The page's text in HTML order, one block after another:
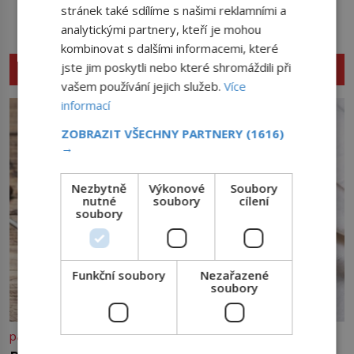
lidem tváře znetvořené válkou,
tresty nebo nehodami. Jejich
metody jsou překvapivě
promyšlené a některé principy
používají chirurgové dodnes. Úplně
první […]
oběd ani slavnostní hostinu. Když
se však vidlička v raném
středověku objevuje na evropských
stolech, vzbuzuje pohoršení,
posměch i strach. Mnozí duchovní ji
označují za projev pýchy a
zbytečného přepychu, někteří
téměř sedm století, než se z
První […]
NENECHTE SI UJÍT DALŠÍ ZAJÍMAVÉ ČLÁNKY
panidomu.cz
stránek také sdílíme s našimi reklamními a
analytickými partnery, kteří je mohou
kombinovat s dalšími informacemi, které
jste jim poskytli nebo které shromáždili při
vašem používání jejich služeb.Více
informací
ZOBRAZIT VŠECHNY PARTNERY (1616)
→
Nezbytně
nutné
soubory
Výkonové
soubory
Soubory
cílení
Funkční soubory
Nezařazené
soubory